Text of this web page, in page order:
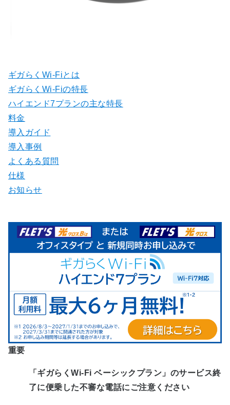
ギガらくWi-Fiとは
ギガらくWi-Fiの特長
ハイエンド7プランの主な特長
料金
導入ガイド
導入事例
よくある質問
仕様
お知らせ
重要
「ギガらくWi-Fi ベーシックプラン」のサービス終
了に便乗した不審な電話にご注意ください